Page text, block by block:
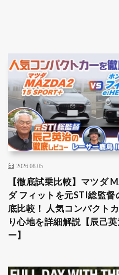
2026.08.05
【徹底試乗比較】マツダ
ダ フィットを元STI総監
底比較！ 人気コンパクト
り心地を詳細解説【辰己
ー】